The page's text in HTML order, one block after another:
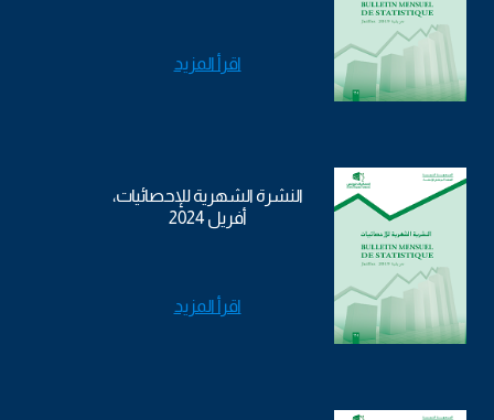
اقرأ المزيد
النشرة الشهرية للإحصائيات،
أفريل 2024
اقرأ المزيد